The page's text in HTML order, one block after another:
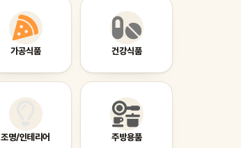
가공식품 건강식품
조명/인테리어 주방용품